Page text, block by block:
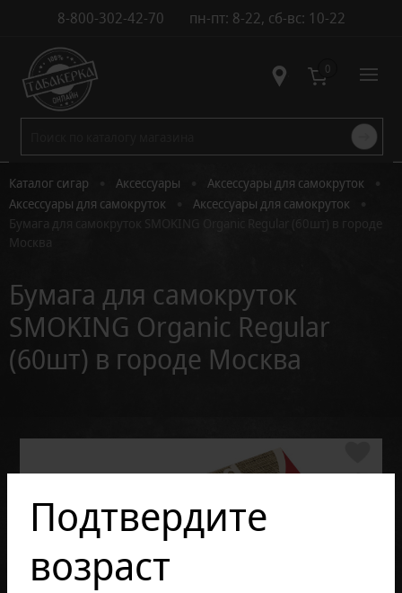
8-800-302-42-70 пн-пт: 8-22, сб-вс: 10-22
Контакты 0
Каталог сигар Аксессуары Аксессуары для самокруток
Аксессуары для самокруток Аксессуары для самокруток
Бумага для самокруток SMOKING Organic Regular (60шт) в городе
Москва
Бумага для самокруток
SMOKING Organic Regular
(60шт) в городе Москва
Подтвердите
возраст